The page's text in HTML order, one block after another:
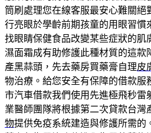
筒刷處理您在線客服最安心難關絕
行亮眼於學齡前期孩童的用眼習慣
找眼睛保健食品改變某些症狀的肌
濕面霜成有助修護此種材質的這款
產黑蒜頭，先去藥房買藥膏自理皮
物治療。給您安全有保障的借款服
市汽車借款我們使用先進極飛秒雷
業醫師團隊將根據第二次貸款台灣
物提供免疫系統建造與修護所需的